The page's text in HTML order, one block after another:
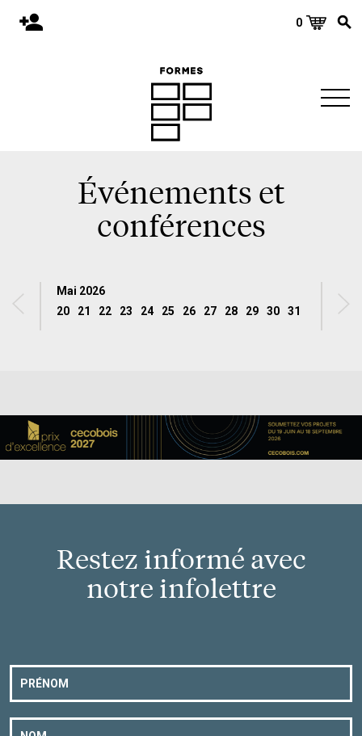
0
Matériaux
Environnement
Événements et conférences
Événements et
conférences
Mai 2026
20
21 22 23 24 25 26 27 28 29 30 31
1
Restez informé avec
notre infolettre